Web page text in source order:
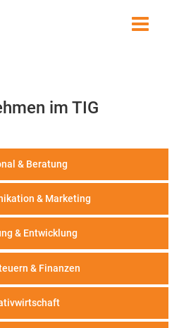
im TIG
& Beratung
& Marketing
& Entwicklung
& Finanzen